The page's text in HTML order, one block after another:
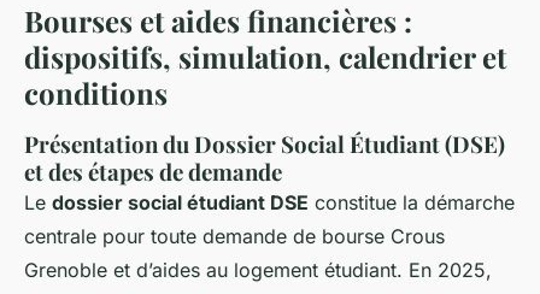
Bourses et aides financières :
dispositifs, simulation, calendrier et
conditions
Présentation du Dossier Social Étudiant (DSE)
et des étapes de demande
Le dossier social étudiant DSE constitue la démarche
centrale pour toute demande de bourse Crous
Grenoble et d’aides au logement étudiant. En 2025,